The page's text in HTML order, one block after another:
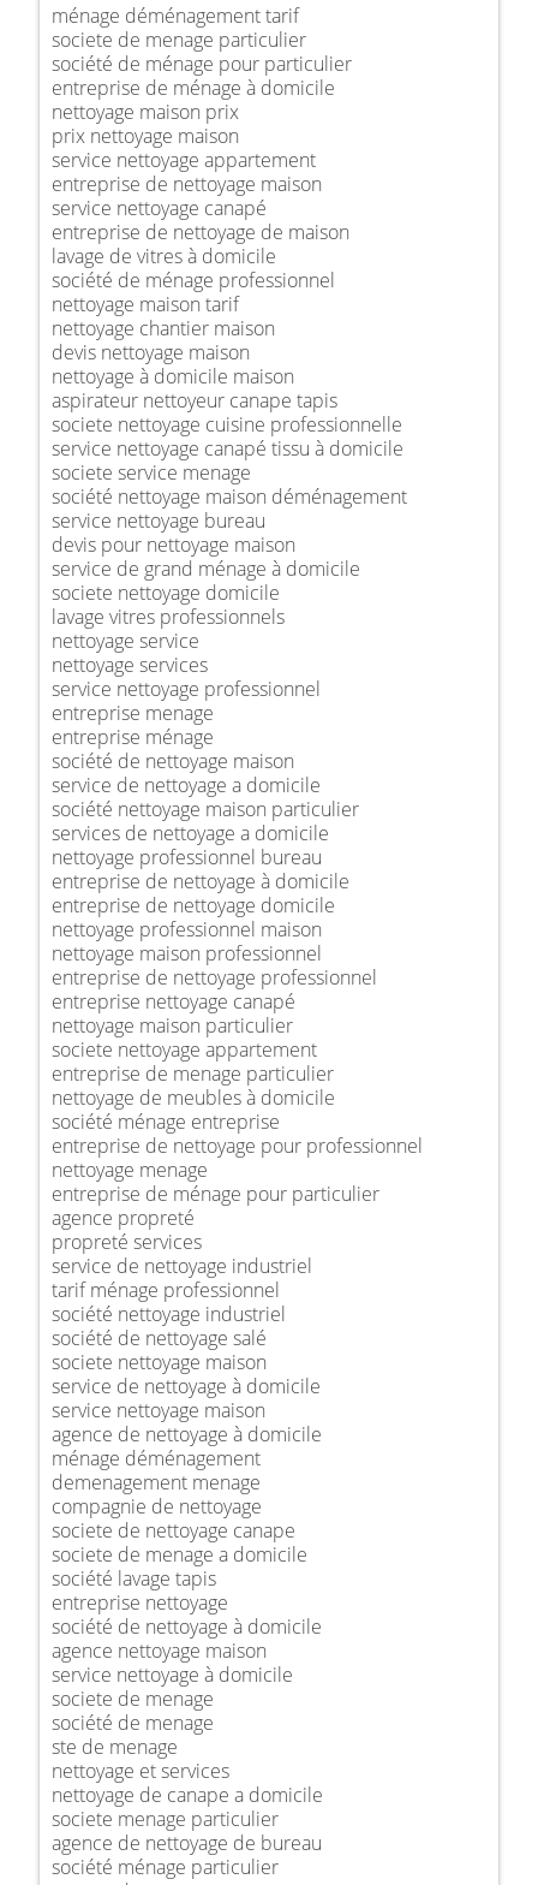
ménage déménagement tarif
societe de menage particulier
société de ménage pour particulier
entreprise de ménage à domicile
nettoyage maison prix
prix nettoyage maison
service nettoyage appartement
entreprise de nettoyage maison
service nettoyage canapé
entreprise de nettoyage de maison
lavage de vitres à domicile
société de ménage professionnel
nettoyage maison tarif
nettoyage chantier maison
devis nettoyage maison
nettoyage à domicile maison
aspirateur nettoyeur canape tapis
societe nettoyage cuisine professionnelle
service nettoyage canapé tissu à domicile
societe service menage
société nettoyage maison déménagement
service nettoyage bureau
devis pour nettoyage maison
service de grand ménage à domicile
societe nettoyage domicile
lavage vitres professionnels
nettoyage service
nettoyage services
service nettoyage professionnel
entreprise menage
entreprise ménage
société de nettoyage maison
service de nettoyage a domicile
société nettoyage maison particulier
services de nettoyage a domicile
nettoyage professionnel bureau
entreprise de nettoyage à domicile
entreprise de nettoyage domicile
nettoyage professionnel maison
nettoyage maison professionnel
entreprise de nettoyage professionnel
entreprise nettoyage canapé
nettoyage maison particulier
societe nettoyage appartement
entreprise de menage particulier
nettoyage de meubles à domicile
société ménage entreprise
entreprise de nettoyage pour professionnel
nettoyage menage
entreprise de ménage pour particulier
agence propreté
propreté services
service de nettoyage industriel
tarif ménage professionnel
société nettoyage industriel
société de nettoyage salé
societe nettoyage maison
service de nettoyage à domicile
service nettoyage maison
agence de nettoyage à domicile
ménage déménagement
demenagement menage
compagnie de nettoyage
societe de nettoyage canape
societe de menage a domicile
société lavage tapis
entreprise nettoyage
société de nettoyage à domicile
agence nettoyage maison
service nettoyage à domicile
societe de menage
société de menage
ste de menage
nettoyage et services
nettoyage de canape a domicile
societe menage particulier
agence de nettoyage de bureau
société ménage particulier